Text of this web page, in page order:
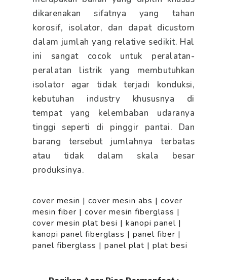
dikarenakan sifatnya yang tahan
korosif, isolator, dan dapat dicustom
dalam jumlah yang relative sedikit. Hal
ini sangat cocok untuk peralatan-
peralatan listrik yang membutuhkan
isolator agar tidak terjadi konduksi,
kebutuhan industry khususnya di
tempat yang kelembaban udaranya
tinggi seperti di pinggir pantai. Dan
barang tersebut jumlahnya terbatas
atau tidak dalam skala besar
produksinya.
cover mesin | cover mesin abs | cover
mesin fiber | cover mesin fiberglass |
cover mesin plat besi | kanopi panel |
kanopi panel fiberglass | panel fiber |
panel fiberglass | panel plat | plat besi